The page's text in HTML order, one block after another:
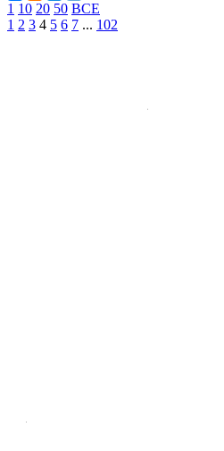
1 10 20 50 ВСЕ
1 2 3 4 5 6 7 ... 102